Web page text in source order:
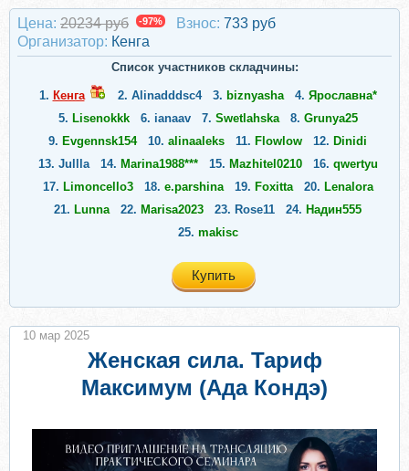
Цена: 20234 руб -97% Взнос: 733 руб
Организатор: Кенга
Список участников складчины:
1. Кенга 2. Alinadddsc4 3. biznyasha 4. Ярославна*
5. Lisenokkk 6. ianaav 7. Swetlahska 8. Grunya25
9. Evgennsk154 10. alinaaleks 11. Flowlow 12. Dinidi
13. Jullla 14. Marina1988*** 15. Mazhitel0210 16. qwertyu
17. Limoncello3 18. e.parshina 19. Foxitta 20. Lenalora
21. Lunna 22. Marisa2023 23. Rose11 24. Надин555
25. makisc
Купить
Женская сила. Тариф
Максимум (Ада Кондэ)
10 мар 2025